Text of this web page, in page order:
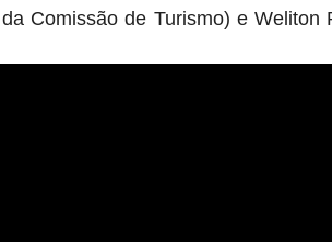
Comissão de Turismo) e Weliton